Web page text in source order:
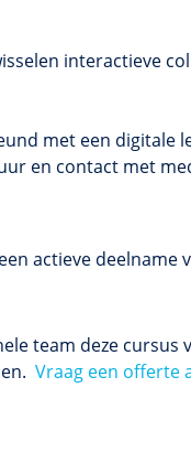
interactieve
met een digitale
en contact met
actieve
team deze cursus
Vraag een offerte